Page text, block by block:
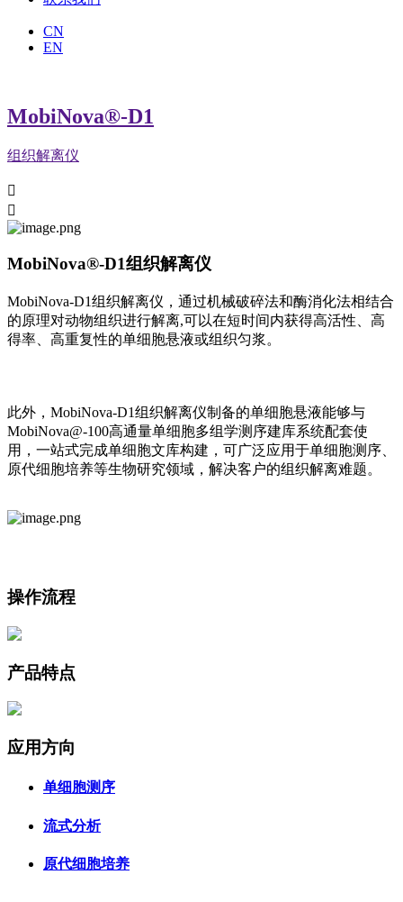
CN
EN
MobiNova®-D1
组织解离仪


MobiNova®-D1组织解离仪
MobiNova-D1组织解离仪，通过机械破碎法和酶消化法相结合
的原理对动物组织进行解离,可以在短时间内获得高活性、高
得率、高重复性的单细胞悬液或组织匀浆。
此外，MobiNova-D1组织解离仪制备的单细胞悬液能够与
MobiNova@-100高通量单细胞多组学测序建库系统配套使
用，一站式完成单细胞文库构建，可广泛应用于单细胞测序、
原代细胞培养等生物研究领域，解决客户的组织解离难题。
操作流程
产品特点
应用方向
单细胞测序
流式分析
原代细胞培养